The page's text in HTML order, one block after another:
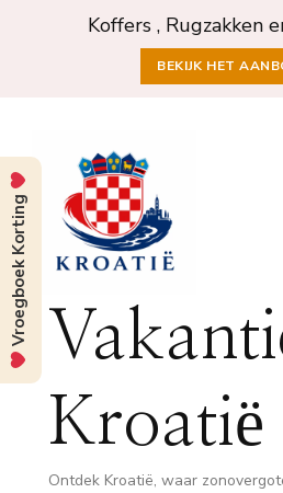
Koffers , Rugzakken
BEKIJK HET
Kroatië
Ontdek Kroatië, waar
Vroegboek Korting